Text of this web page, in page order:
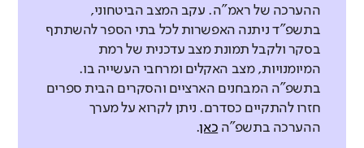
ההערכה של ראמ"ה. עקב המצב הביטחוני,
בתשפ"ד ניתנה האפשרות לכל בתי הספר להשתתף
בסקר ולקבל תמונת מצב עדכנית של רמת
המיומנויות, מצב האקלים ומרחבי העשייה בו.
בתשפ"ה המבחנים הארציים והסקרים הבית ספרים
חזרו להתקיים כסדרם. ניתן לקרוא על מערך
ההערכה בתשפ"ה כאן.